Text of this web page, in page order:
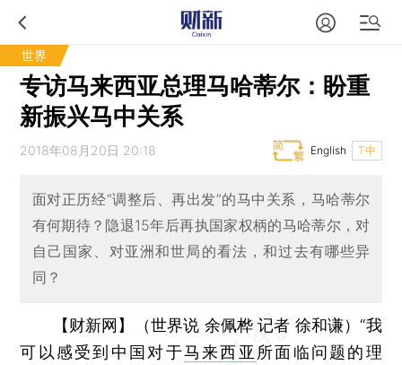
世界
专访马来西亚总理马哈蒂尔：盼重
新振兴马中关系
2018年08月20日 20:18 T中
English
面对正历经“调整后、再出发”的马中关系，马哈蒂尔
有何期待？隐退15年后再执国家权柄的马哈蒂尔，对
自己国家、对亚洲和世局的看法，和过去有哪些异
同？
【财新网】（世界说 余佩桦 记者 徐和谦）“我
可以感受到中国对于马来西亚 所面临问题的理